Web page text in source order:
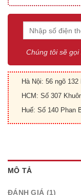
Chúng tôi sẽ
Hà Nội: 56 ngõ
HCM: Số 307
Huế: Số 140 Phan
MÔ TẢ
ĐÁNH GIÁ (1)